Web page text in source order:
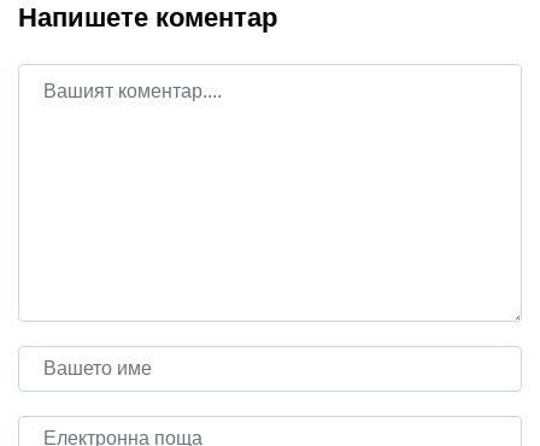
Напишете коментар